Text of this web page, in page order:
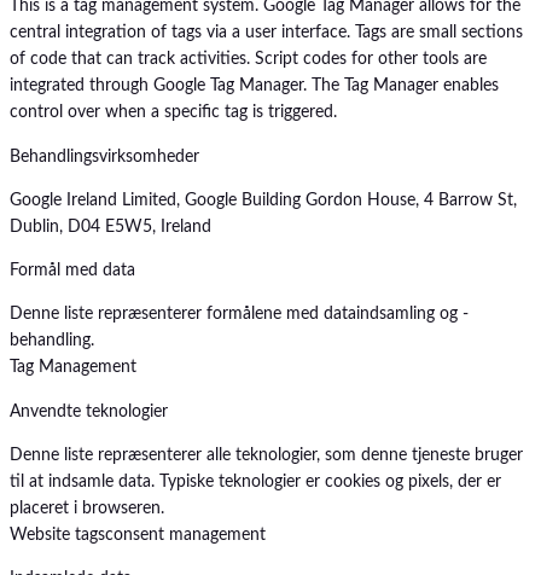
This is a tag management system. Google Tag Manager allows for the
central integration of tags via a user interface. Tags are small sections
of code that can track activities. Script codes for other tools are
integrated through Google Tag Manager. The Tag Manager enables
control over when a specific tag is triggered.
Behandlingsvirksomheder
Google Ireland Limited, Google Building Gordon House, 4 Barrow St,
Dublin, D04 E5W5, Ireland
Formål med data
Denne liste repræsenterer formålene med dataindsamling og -
behandling.
Tag Management
Anvendte teknologier
Denne liste repræsenterer alle teknologier, som denne tjeneste bruger
til at indsamle data. Typiske teknologier er cookies og pixels, der er
placeret i browseren.
Website tagsconsent management